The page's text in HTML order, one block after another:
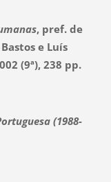
, pref. de
e Luís
(9ª), 238 pp.
(1988-